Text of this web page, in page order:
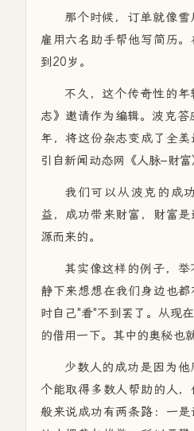
那个时候，订单就像
雇用六名助手帮他写简历
到20岁。
不久，这个传奇性的
志》邀请作为编辑。波克
年，将这份杂志变成了全
引自新闻动态网《人脉–财富
我们可以从波克的成
益，成功带来财富，财富
源而来的。
其实像这样的例子，
静下来想想在我们身边也
时自己"看"不到罢了。从现
的借用一下。其中的奥秘也
少数人的成功是因为
个能取得多数人帮助的人
般来说成功有两条路：一